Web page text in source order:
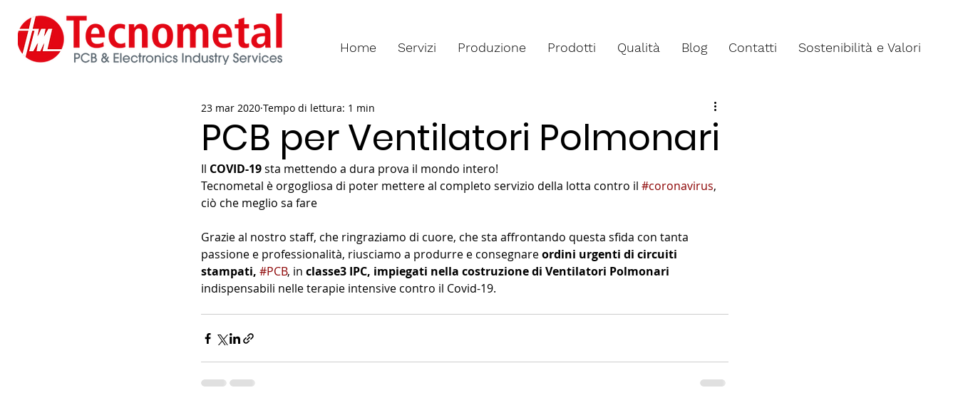
Home Servizi Produzione Prodotti Qualità Blog Contatti Sostenibilità e Valori
PCB per Ventilatori Polmonari
23 mar 2020 Tempo di lettura: 1 min
Il COVID-19 sta mettendo a dura prova il mondo intero!
Tecnometal è orgogliosa di poter mettere al completo servizio della lotta contro il #coronavirus,
ciò che meglio sa fare
Grazie al nostro staff, che ringraziamo di cuore, che sta affrontando questa sfida con tanta
passione e professionalità, riusciamo a produrre e consegnare ordini urgenti di circuiti
stampati, #PCB, in classe3 IPC, impiegati nella costruzione di Ventilatori Polmonari
indispensabili nelle terapie intensive contro il Covid-19.